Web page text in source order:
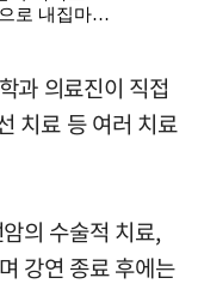
과 의료진이 직접
치료 등 여러 치료
의 수술적 치료,
강연 종료 후에는